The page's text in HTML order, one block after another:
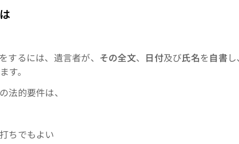
るには、遺言者が、 その全文、 日付及び氏名を自書
す。
法的要件は、
ちでもよい